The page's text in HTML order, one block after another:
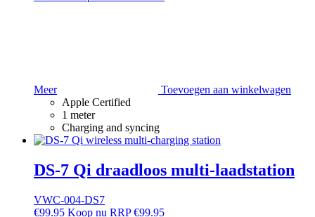
Meer
Toevoegen aan winkelwagen
Apple Certified
1 meter
Charging and syncing
DS-7 Qi draadloos multi-laadstation
VWC-004-DS7
€99.95 RRP€99.95